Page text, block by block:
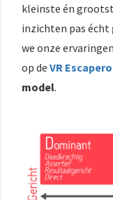
kleinste én
inzichten pas écht
we onze
op de VR
model.